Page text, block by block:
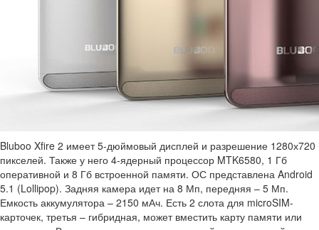
Bluboo Xfire 2 имеет 5-дюймовый дисплей и разрешение 1280х720
пикселей. Также у него 4-ядерный процессор MTK6580, 1 Гб
оперативной и 8 Гб встроенной памяти. ОС представлена Android
5.1 (Lollipop). Задняя камера идет на 8 Мп, передняя – 5 Мп.
Емкость аккумулятора – 2150 мАч. Есть 2 слота для microSIM-
карточек, третья – гибридная, может вместить карту памяти или